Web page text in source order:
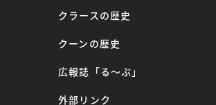
クラースの歴史
クーンの歴史
広報誌「る〜ぷ」
外部リンク